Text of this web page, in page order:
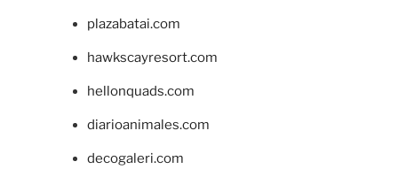
plazabatai.com
hawkscayresort.com
hellonquads.com
diarioanimales.com
decogaleri.com